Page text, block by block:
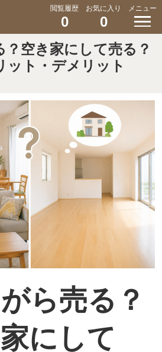
閲覧履歴
0
お気に入り
0
メニュー
空き家にして売る？
ット・デメリット
ら売る？
にして